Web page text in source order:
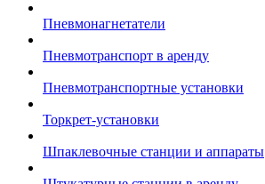
Пневмонагнетатели
Пневмотранспорт в аренду
Пневмотранспортные установки
Торкрет-установки
Шпаклевочные станции и аппараты